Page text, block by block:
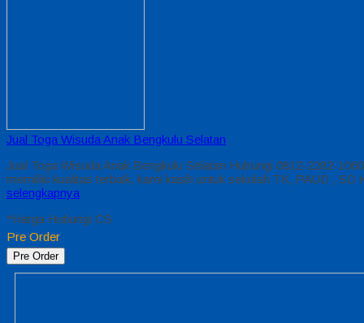
Jual Toga Wisuda Anak Bengkulu Selatan
Jual Toga Wisuda Anak Bengkulu Selatan Hubungi 0812-2282-
memiliki kualitas terbaik, kami kasih untuk sekolah TK, PAUD ,
selengkapnya
*Harga Hubungi CS
Pre Order
Pre Order